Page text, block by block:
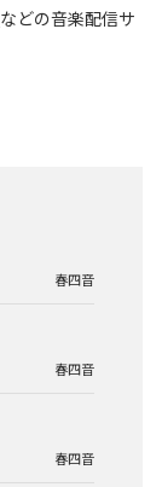
などの音楽配信サ
春四音
春四音
春四音